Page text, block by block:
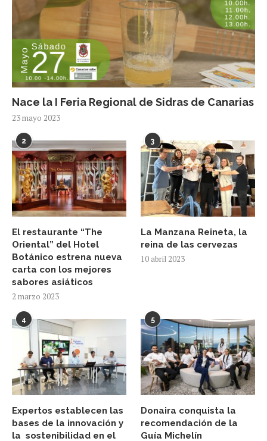
Nace la I Feria Regional de Sidras de Canarias
23 mayo 2023
2
El restaurante “The
Oriental” del Hotel
Botánico estrena nueva
carta con los mejores
sabores asiáticos
2 marzo 2023
3
La Manzana Reineta, la
reina de las cervezas
10 abril 2023
4
Expertos establecen las
bases de la innovación y
la sostenibilidad en el
5
Donaira conquista la
recomendación de la
Guía Michelín